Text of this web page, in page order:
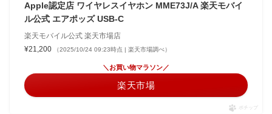
Apple認定店 ワイヤレスイヤホン MME73J/A 楽天モバイ
ル公式 エアポッズ USB-C
楽天モバイル公式 楽天市場店
¥21,200
（2025/10/24 09:23時点 | 楽天市場調べ）
＼お買い物マラソン／
楽天市場
ポチップ